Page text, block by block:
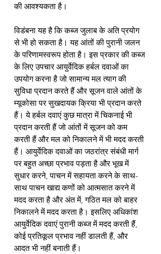
की आवश्यकता है।
विडंबना यह है कि कब्ज जुलाब के अति प्रयोग
से भी हो सकता है। यह आंतों की पुरानी जलन
के परिणामस्वरूप होता है। इस प्रकार की कब्ज
के लिए उपचार आयुर्वेदिक हर्बल दवाओं का
उपयोग करना है जो सामान्य मल त्याग की
सुविधा प्रदान करते हैं और सूजन वाले आंतों के
म्यूकोसा पर सुखदायक क्रिया भी प्रदान करते
हैं। ये हर्बल दवाएं कुछ मात्रा में चिकनाई भी
प्रदान करती हैं जो आंतों में सूजन को कम
करती हैं और मल को निकालने में भी मदद करती
हैं। आयुर्वेदिक दवाओं का जठरांत्र संबंधी मार्ग
पर बहुत अच्छा प्रभाव पड़ता है और भूख में
सुधार करने, पाचन में सहायता करने के साथ-
साथ पाचन खाद्य कणों को आत्मसात करने में
मदद करता है और अंत में, गठित मल को बाहर
निकालने में मदद करता है। इसलिए अधिकांश
आयुर्वेदिक दवाएं पुरानी कब्ज में मदद करती हैं,
कोई प्रतिकूल प्रभाव नहीं डालती हैं, और
आदत भी नहीं बनाती हैं।